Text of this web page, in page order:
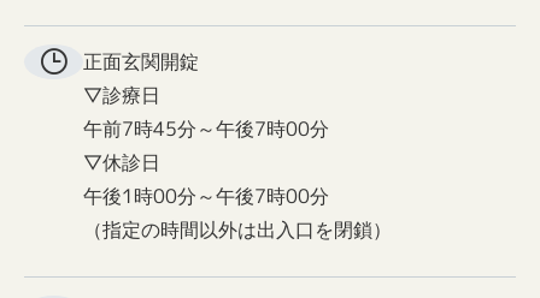
正面玄関開錠
▽診療日
午前7時45分～午後7時00分
▽休診日
午後1時00分～午後7時00分
（指定の時間以外は出入口を閉鎖）